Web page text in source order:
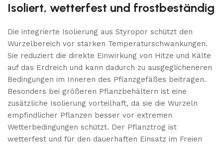
Isoliert, wetterfest und frostbeständig
Die integrierte Isolierung aus Styropor schützt den
Wurzelbereich vor starken Temperaturschwankungen.
Sie reduziert die direkte Einwirkung von Hitze und Kälte
auf das Erdreich und kann dadurch zu ausgeglicheneren
Bedingungen im Inneren des Pflanzgefäßes beitragen.
Besonders bei größeren Pflanzbehältern ist eine
zusätzliche Isolierung vorteilhaft, da sie die Wurzeln
empfindlicher Pflanzen besser vor extremen
Wetterbedingungen schützt. Der Pflanztrog ist
wetterfest und für den dauerhaften Einsatz im Freien